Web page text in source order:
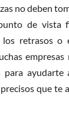
no deben
de vista
retrasos o
para
que te